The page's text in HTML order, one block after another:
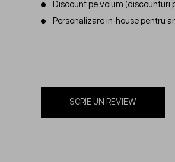
Discount pe volum (discounturi
Personalizare in-house pentru
SCRIE UN REVIEW